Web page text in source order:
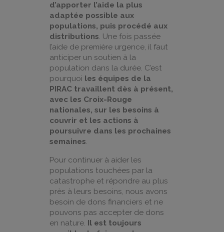
d’apporter l’aide la plus
adaptée possible aux
populations, puis procédé aux
distributions. Une fois passée
l’aide de première urgence, il faut
anticiper un soutien à la
population dans la durée. C’est
pourquoi les équipes de la
PIRAC travaillent dès à présent,
avec les Croix-Rouge
nationales, sur les besoins à
couvrir et les actions à
poursuivre dans les prochaines
semaines.
Pour continuer à aider les
populations touchées par la
catastrophe et répondre au plus
près à leurs besoins, nous avons
besoin de dons financiers et ne
pouvons pas accepter de dons
en nature. Il est toujours